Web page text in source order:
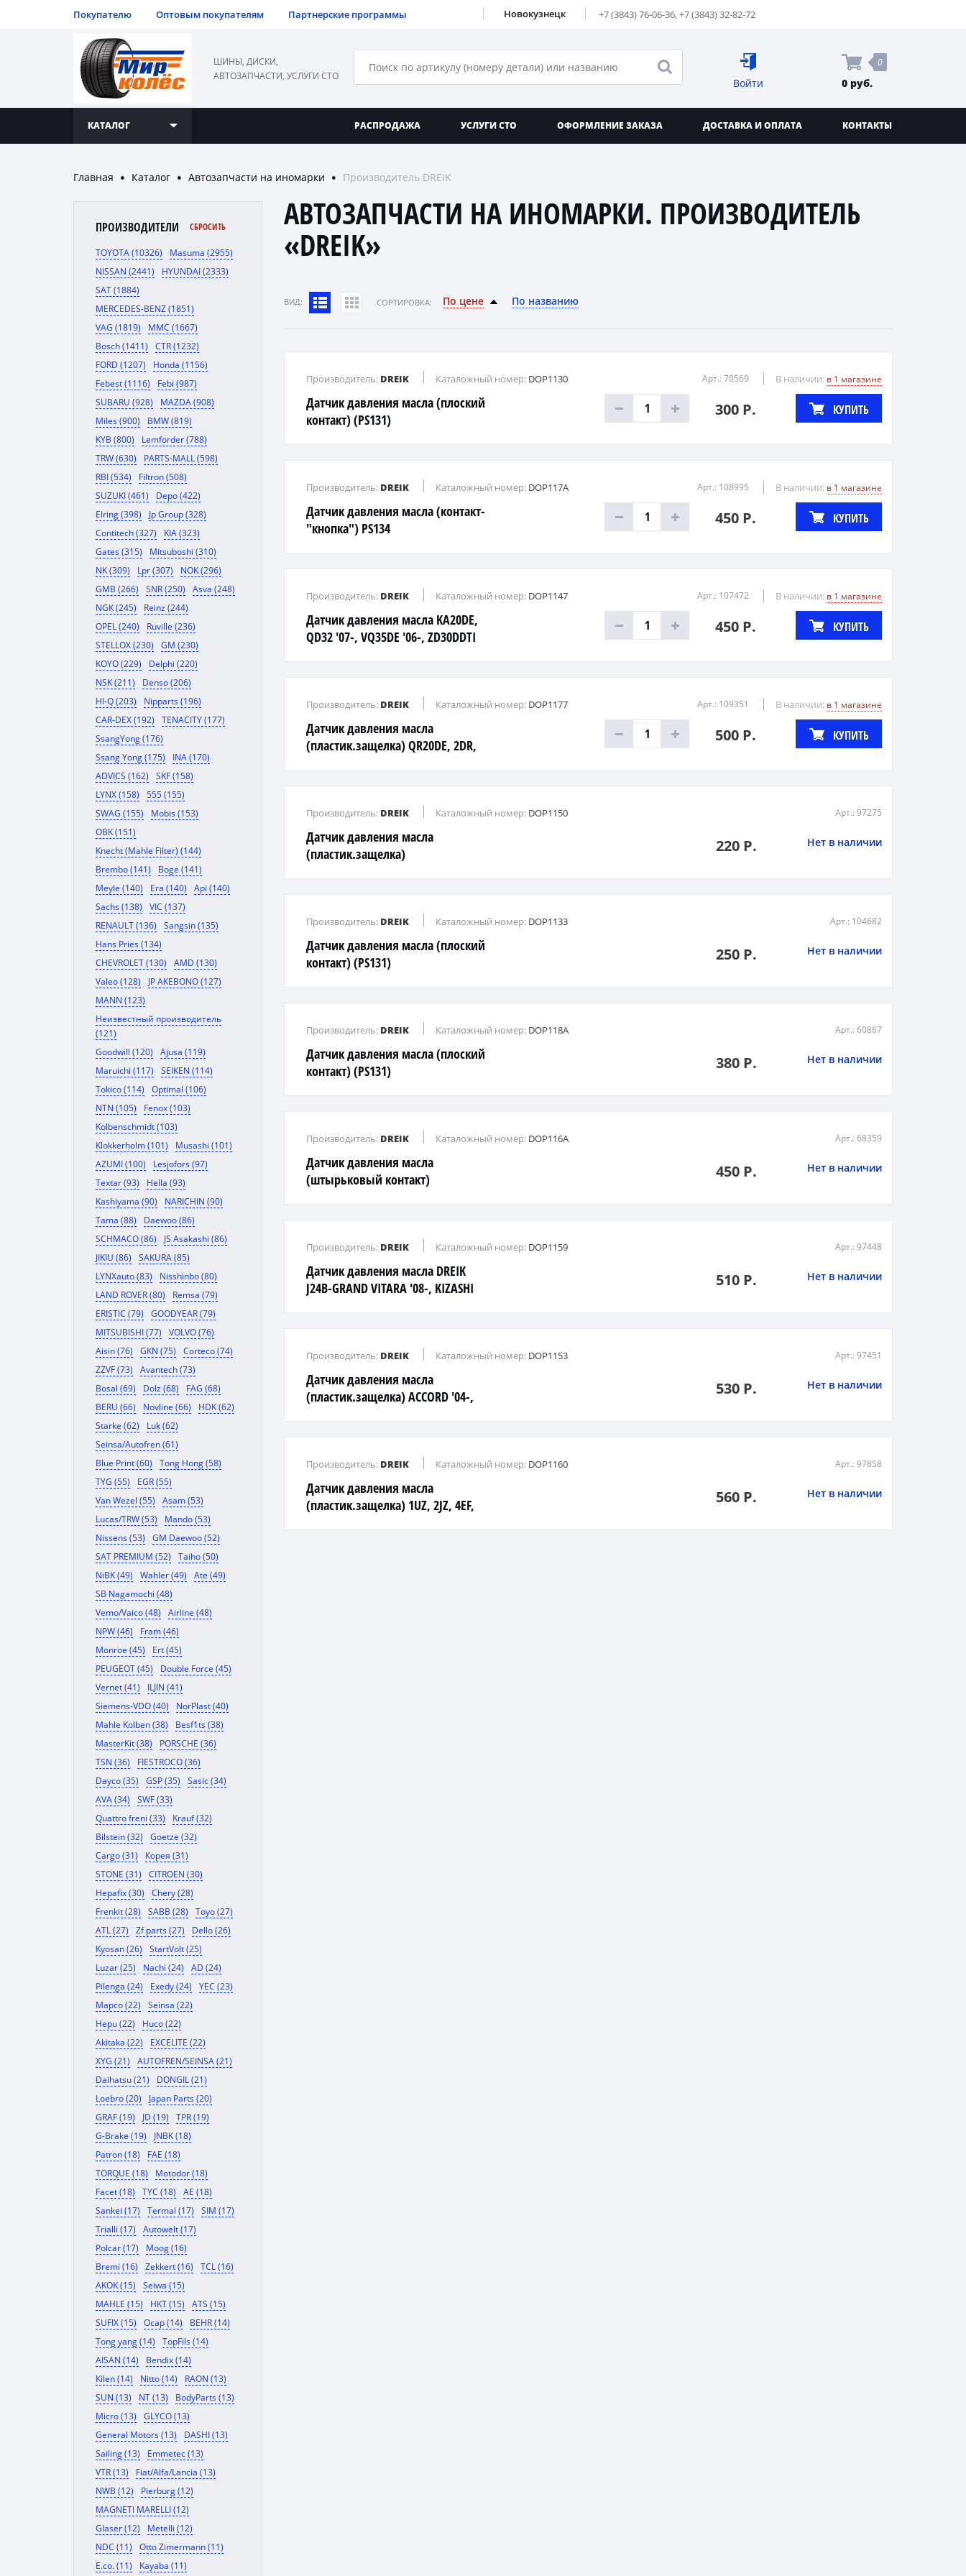
Покупателю Оптовым покупателям Партнерские программы Новокузнецк +7 (3843) 76-06-36,+7 (3843) 32-82-72
ШИНЫ, ДИСКИ,
АВТОЗАПЧАСТИ, УСЛУГИ СТО
Войти
0
0 руб.
КАТАЛОГ РАСПРОДАЖА УСЛУГИ СТО ОФОРМЛЕНИЕ ЗАКАЗА ДОСТАВКА И ОПЛАТА КОНТАКТЫ
Главная ● Каталог ● Автозапчасти на иномарки ● Производитель DREIK
ПРОИЗВОДИТЕЛИ СБРОСИТЬ
TOYOTA (10326)
Masuma (2955)
NISSAN (2441)
HYUNDAI (2333)
SAT (1884)
MERCEDES-BENZ (1851)
VAG (1819)
MMC (1667)
Bosch (1411)
CTR (1232)
FORD (1207)
Honda (1156)
Febest (1116)
Febi (987)
SUBARU (928)
MAZDA (908)
Miles (900)
BMW (819)
KYB (800)
Lemforder (788)
TRW (630)
PARTS-MALL (598)
RBI (534)
Filtron (508)
SUZUKI (461)
Depo (422)
Elring (398)
Jp Group (328)
Contitech (327)
KIA (323)
Gates (315)
Mitsuboshi (310)
NK (309)
Lpr (307)
NOK (296)
GMB (266)
SNR (250)
Asva (248)
NGK (245)
Reinz (244)
OPEL (240)
Ruville (236)
STELLOX (230)
GM (230)
KOYO (229)
Delphi (220)
NSK (211)
Denso (206)
HI-Q (203)
Nipparts (196)
CAR-DEX (192)
TENACITY (177)
SsangYong (176)
Ssang Yong (175)
INA (170)
ADVICS (162)
SKF (158)
LYNX (158)
555 (155)
SWAG (155)
Mobis (153)
OBK (151)
Knecht (Mahle Filter) (144)
Brembo (141)
Boge (141)
Meyle (140)
Era (140)
Api (140)
Sachs (138)
VIC (137)
RENAULT (136)
Sangsin (135)
Hans Pries (134)
CHEVROLET (130)
AMD (130)
Valeo (128)
JP AKEBONO (127)
MANN (123)
Неизвестный производитель
(121)
Goodwill (120)
Ajusa (119)
Maruichi (117)
SEIKEN (114)
Tokico (114)
Optimal (106)
NTN (105)
Fenox (103)
Kolbenschmidt (103)
Klokkerholm (101)
Musashi (101)
AZUMI (100)
Lesjofors (97)
Textar (93)
Hella (93)
Kashiyama (90)
NARICHIN (90)
Tama (88)
Daewoo (86)
SCHMACO (86)
JS Asakashi (86)
JIKIU (86)
SAKURA (85)
LYNXauto (83)
Nisshinbo (80)
LAND ROVER (80)
Remsa (79)
ERISTIC (79)
GOODYEAR (79)
MITSUBISHI (77)
VOLVO (76)
Aisin (76)
GKN (75)
Corteco (74)
ZZVF (73)
Avantech (73)
Bosal (69)
Dolz (68)
FAG (68)
BERU (66)
Novline (66)
HDK (62)
Starke (62)
Luk (62)
Seinsa/Autofren (61)
Blue Print (60)
Tong Hong (58)
TYG (55)
EGR (55)
Van Wezel (55)
Asam (53)
Lucas/TRW (53)
Mando (53)
Nissens (53)
GM Daewoo (52)
SAT PREMIUM (52)
Taiho (50)
NiBK (49)
Wahler (49)
Ate (49)
SB Nagamochi (48)
Vemo/Vaico (48)
Airline (48)
NPW (46)
Fram (46)
Monroe (45)
Ert (45)
PEUGEOT (45)
Double Force (45)
Vernet (41)
ILJIN (41)
Siemens-VDO (40)
NorPlast (40)
Mahle Kolben (38)
Besf1ts (38)
MasterKit (38)
PORSCHE (36)
TSN (36)
FIESTROCO (36)
Dayco (35)
GSP (35)
Sasic (34)
AVA (34)
SWF (33)
Quattro freni (33)
Krauf (32)
Bilstein (32)
Goetze (32)
Cargo (31)
Корея (31)
STONE (31)
CITROEN (30)
Hepafix (30)
Chery (28)
Frenkit (28)
SABB (28)
Toyo (27)
ATL (27)
Zf parts (27)
Dello (26)
Kyosan (26)
StartVolt (25)
Luzar (25)
Nachi (24)
AD (24)
Pilenga (24)
Exedy (24)
YEC (23)
Mapco (22)
Seinsa (22)
Hepu (22)
Huco (22)
Akitaka (22)
EXCELITE (22)
XYG (21)
AUTOFREN/SEINSA (21)
Daihatsu (21)
DONGIL (21)
Loebro (20)
Japan Parts (20)
GRAF (19)
JD (19)
TPR (19)
G-Brake (19)
JNBK (18)
Patron (18)
FAE (18)
TORQUE (18)
Motodor (18)
Facet (18)
TYC (18)
AE (18)
Sankei (17)
Termal (17)
SIM (17)
Trialli (17)
Autowelt (17)
Polcar (17)
Moog (16)
Bremi (16)
Zekkert (16)
TCL (16)
AKOK (15)
Seiwa (15)
MAHLE (15)
HKT (15)
ATS (15)
SUFIX (15)
Ocap (14)
BEHR (14)
Tong yang (14)
TopFils (14)
AISAN (14)
Bendix (14)
Kilen (14)
Nitto (14)
RAON (13)
SUN (13)
NT (13)
BodyParts (13)
Micro (13)
GLYCO (13)
General Motors (13)
DASHI (13)
Sailing (13)
Emmetec (13)
VTR (13)
Fiat/Alfa/Lancia (13)
NWB (12)
Pierburg (12)
MAGNETI MARELLI (12)
Glaser (12)
Metelli (12)
NDC (11)
Otto Zimermann (11)
E.co. (11)
Kayaba (11)
АВТОЗАПЧАСТИ НА ИНОМАРКИ. ПРОИЗВОДИТЕЛЬ
«DREIK»
ВИД: CОРТИРОВКА: По цене По названию
Датчик давления масла (плоский
контакт) (PS131)
Производитель: DREIK Каталожный номер: DOP1130 Арт.: 70569 В наличии: в 1 магазине
300 Р. КУПИТЬ
Датчик давления масла (контакт-
"кнопка") PS134
Производитель: DREIK Каталожный номер: DOP117A Арт.: 108995 В наличии: в 1 магазине
450 Р. КУПИТЬ
Датчик давления масла KA20DE,
QD32 '07-, VQ35DE '06-, ZD30DDTI
Производитель: DREIK Каталожный номер: DOP1147 Арт.: 107472 В наличии: в 1 магазине
450 Р. КУПИТЬ
Датчик давления масла
(пластик.защелка) QR20DE, 2DR,
Производитель: DREIK Каталожный номер: DOP1177 Арт.: 109351 В наличии: в 1 магазине
500 Р. КУПИТЬ
Датчик давления масла
(пластик.защелка)
Производитель: DREIK Каталожный номер: DOP1150 Арт.: 97275
220 Р. Нет в наличии
Датчик давления масла (плоский
контакт) (PS131)
Производитель: DREIK Каталожный номер: DOP1133 Арт.: 104682
250 Р. Нет в наличии
Датчик давления масла (плоский
контакт) (PS131)
Производитель: DREIK Каталожный номер: DOP118A Арт.: 60867
380 Р. Нет в наличии
Датчик давления масла
(штырьковый контакт)
Производитель: DREIK Каталожный номер: DOP116A Арт.: 68359
450 Р. Нет в наличии
Датчик давления масла DREIK
J24B-GRAND VITARA '08-, KIZASHI
Производитель: DREIK Каталожный номер: DOP1159 Арт.: 97448
510 Р. Нет в наличии
Датчик давления масла
(пластик.защелка) ACCORD '04-,
Производитель: DREIK Каталожный номер: DOP1153 Арт.: 97451
530 Р. Нет в наличии
Датчик давления масла
(пластик.защелка) 1UZ, 2JZ, 4EF,
Производитель: DREIK Каталожный номер: DOP1160 Арт.: 97858
560 Р. Нет в наличии